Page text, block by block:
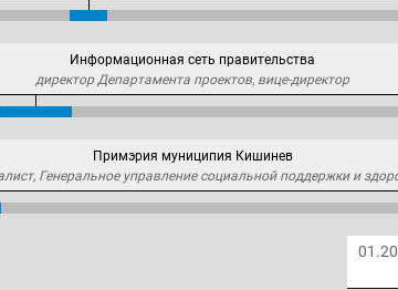
Информационная сеть правительства
директор Департамента проектов, вице-директор
Примэрия муниципия Кишинев
Генеральное управление социальной поддержки и